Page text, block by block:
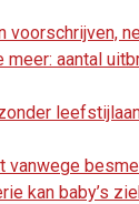
voorschrijven,
aantal
vanwege
kan baby’s